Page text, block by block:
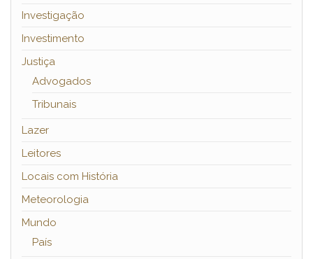
Investigação
Investimento
Justiça
Advogados
Tribunais
Lazer
Leitores
Locais com História
Meteorologia
Mundo
País